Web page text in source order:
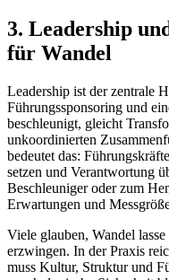
3. Leadership
für Wandel
Leadership ist der zentrale
Führungssponsoring und
beschleunigt, gleicht
unkoordinierten
bedeutet das:
setzen und Verantwortung
Beschleuniger oder zum
Erwartungen und
Viele glauben, Wandel
erzwingen. In der Praxis
muss Kultur, Struktur und